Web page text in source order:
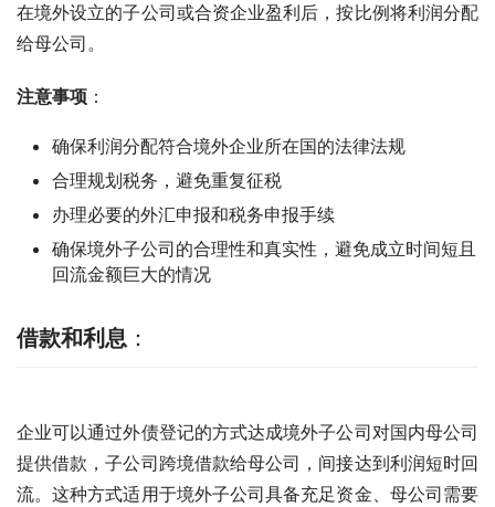
在境外设立的子公司或合资企业盈利后，按比例将利润分配
给母公司。
注意事项 ：
确保利润分配符合境外企业所在国的法律法规
合理规划税务，避免重复征税
办理必要的外汇申报和税务申报手续
确保境外子公司的合理性和真实性，避免成立时间短且
回流金额巨大的情况
借款和利息 ：
企业可以通过外债登记的方式达成境外子公司对国内母公司
提供借款，子公司跨境借款给母公司，间接达到利润短时回
流。这种方式适用于境外子公司具备充足资金、母公司需要